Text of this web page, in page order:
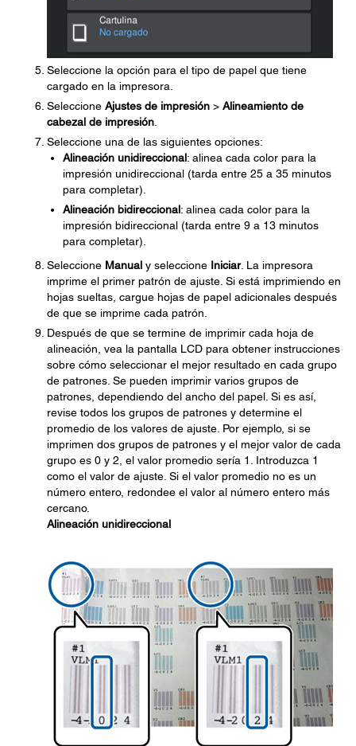
Seleccione la opción para el tipo de papel que tiene
cargado en la impresora.
Seleccione Ajustes de impresión > Alineamiento de
cabezal de impresión
Seleccione una de las siguientes opciones:
Alineación unidireccional: alinea cada color para la
impresión unidireccional (tarda entre 25 a 35 minutos
para completar).
Alineación bidireccional: alinea cada color para la
impresión bidireccional (tarda entre 9 a 13 minutos
para completar).
Seleccione Manual y seleccione Iniciar. La impresora
imprime el primer patrón de ajuste. Si está imprimiendo en
hojas sueltas, cargue hojas de papel adicionales después
de que se imprime cada patrón.
Después de que se termine de imprimir cada hoja de
alineación, vea la pantalla LCD para obtener instrucciones
sobre cómo seleccionar el mejor resultado en cada grupo
de patrones. Se pueden imprimir varios grupos de
patrones, dependiendo del ancho del papel. Si es así,
revise todos los grupos de patrones y determine el
promedio de los valores de ajuste. Por ejemplo, si se
imprimen dos grupos de patrones y el mejor valor de cada
grupo es 0 y 2, el valor promedio sería 1. Introduzca 1
como el valor de ajuste. Si el valor promedio no es un
número entero, redondee el valor al número entero más
cercano.
Alineación unidireccional